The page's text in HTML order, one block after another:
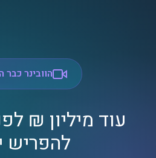
הוובינר כבר
עוד מיליון ₪
להפריש